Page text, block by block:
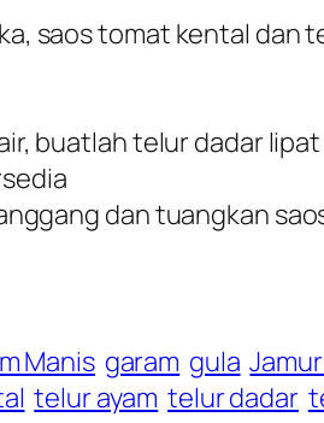
saos tomat kental dan
buatlah telur dadar lipat
dan tuangkan
Manis garam gula
telur ayam telur dadar